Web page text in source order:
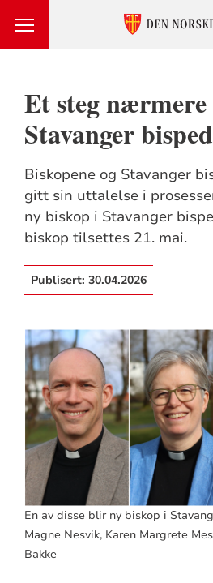
Et steg
Stavanger
Biskopene og Stavanger
gitt sin uttalelse i
ny biskop i Stavanger
biskop tilsettes 21. mai.
Publisert: 30.04.2026
En av disse blir ny biskop i
Magne Nesvik, Karen Margrete
Bakke